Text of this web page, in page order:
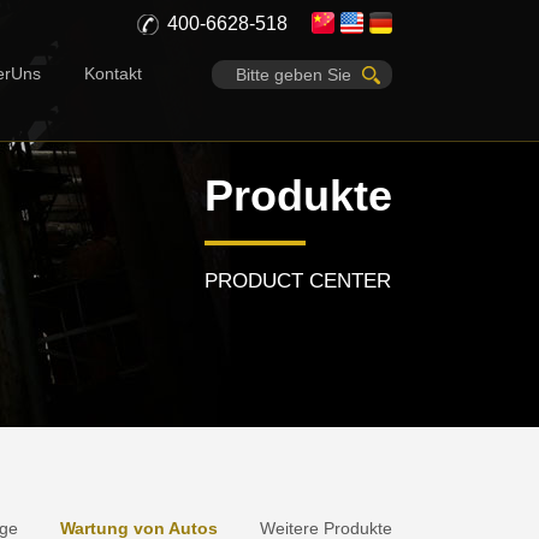
400-6628-518
Kontakt
Produkte
PRODUCT CENTER
Wartung von Autos Weitere Produkte